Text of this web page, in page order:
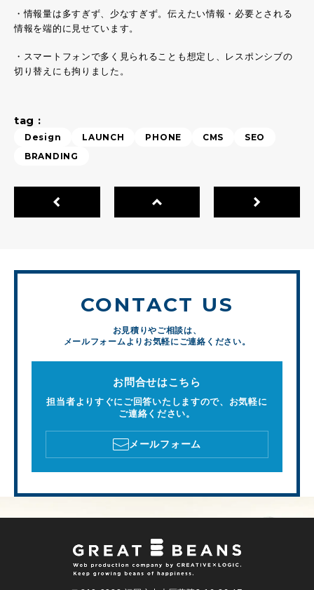
・情報量は多すぎず、少なすぎず。伝えたい情報・必要とされる
情報を端的に見せています。
・スマートフォンで多く見られることも想定し、レスポンシブの
切り替えにも拘りました。
tag :
Design LAUNCH PHONE CMS
SEO
BRANDING
CONTACT US
お見積りやご相談は、
メールフォームよりお気軽にご連絡ください。
お問合せはこちら
担当者よりすぐにご回答いたしますので、お気軽に
ご連絡ください。
メールフォーム